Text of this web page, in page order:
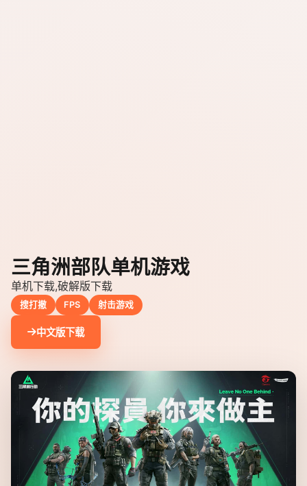
三角洲部队单机游戏
单机下载,破解版下载
搜打撤 FPS 射击游戏
中文版下载